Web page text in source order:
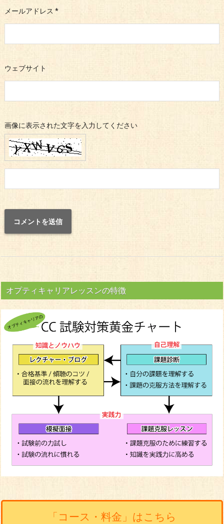
メールアドレス *
ウェブサイト
画像に表示された文字を入力してください
オプティキャリアレッスンの特徴
「コース・料金」はこちら